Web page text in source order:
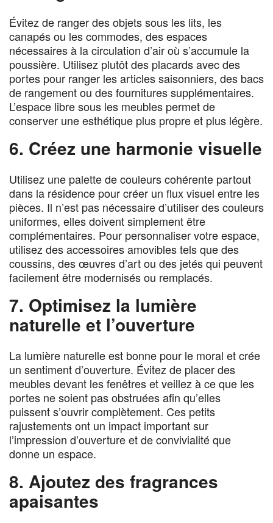
Évitez de ranger des objets sous les lits, les
canapés ou les commodes, des espaces
nécessaires à la circulation d’air où s’accumule la
poussière. Utilisez plutôt des placards avec des
portes pour ranger les articles saisonniers, des bacs
de rangement ou des fournitures supplémentaires.
L’espace libre sous les meubles permet de
conserver une esthétique plus propre et plus légère.
6. Créez une harmonie visuelle
Utilisez une palette de couleurs cohérente partout
dans la résidence pour créer un flux visuel entre les
pièces. Il n’est pas nécessaire d’utiliser des couleurs
uniformes, elles doivent simplement être
complémentaires. Pour personnaliser votre espace,
utilisez des accessoires amovibles tels que des
coussins, des œuvres d’art ou des jetés qui peuvent
facilement être modernisés ou remplacés.
7. Optimisez la lumière
naturelle et l’ouverture
La lumière naturelle est bonne pour le moral et crée
un sentiment d’ouverture. Évitez de placer des
meubles devant les fenêtres et veillez à ce que les
portes ne soient pas obstruées afin qu’elles
puissent s’ouvrir complètement. Ces petits
rajustements ont un impact important sur
l’impression d’ouverture et de convivialité que
donne un espace.
8. Ajoutez des fragrances
apaisantes